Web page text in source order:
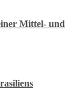
Mittel- und